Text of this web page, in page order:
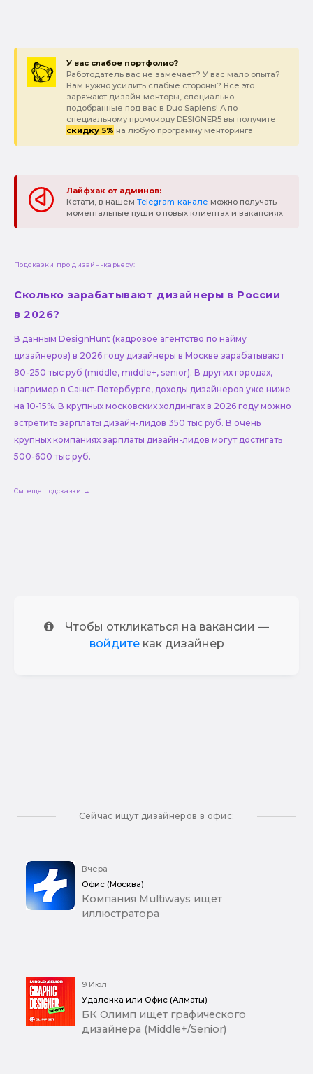
У вас слабое портфолио?
Работодатель вас не замечает? У вас мало опыта?
Вам нужно усилить слабые стороны? Все это
заряжают дизайн-менторы, специально
подобранные под вас в Duo Sapiens! А по
специальному промокоду DESIGNER5 вы получите
скидку 5% на любую программу менторинга
Лайфхак от админов:
Кстати, в нашем Telegram-канале можно получать
моментальные пуши о новых клиентах и вакансиях
Подсказки про дизайн-карьеру:
Сколько зарабатывают дизайнеры в России
в 2026?
В данным DesignHunt (кадровое агентство по найму
дизайнеров) в 2026 году дизайнеры в Москве зарабатывают
80-250 тыс руб (middle, middle+, senior). В других городах,
например в Санкт-Петербурге, доходы дизайнеров уже ниже
на 10-15%. В крупных московских холдингах в 2026 году можно
встретить зарплаты дизайн-лидов 350 тыс руб. В очень
крупных компаниях зарплаты дизайн-лидов могут достигать
500-600 тыс руб.
См. еще подсказки →
Чтобы откликаться на вакансии —
войдитекак дизайнер
Сейчас ищут дизайнеров в офис:
Вчера
Офис (Москва)
Компания Multiways ищет
иллюстратора
9 Июл
Удаленка или Офис (Алматы)
БК Олимп ищет графического
дизайнера (Middle+/Senior)